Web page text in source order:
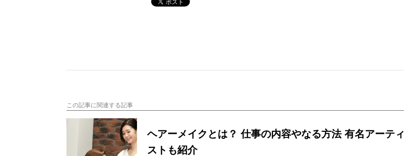
この記事に関連する記事
ヘアーメイクとは？ 仕事の内容やなる方法 有名アーティ
ストも紹介